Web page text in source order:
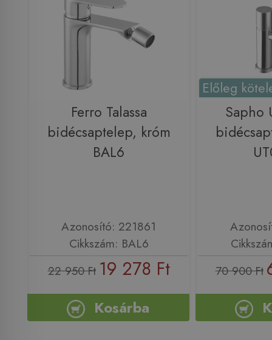
Ferro Talassa
bidécsaptelep, króm
BAL6
Azonosító: 221861
Cikkszám: BAL6
22 950 Ft 19 278 Ft
Kosárba
Előleg
Sapho
70 900 Ft